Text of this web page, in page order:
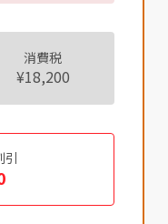
消費税
¥18,200
引